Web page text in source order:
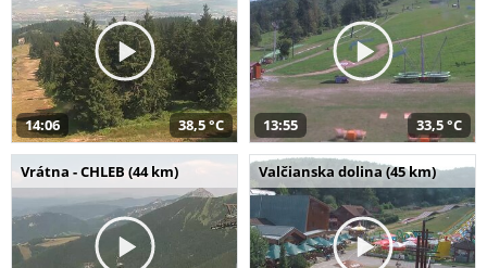
14:06 38,5 °C 13:55 33,5 °C
Vrátna - CHLEB (44 km) Valčianska dolina (45 km)